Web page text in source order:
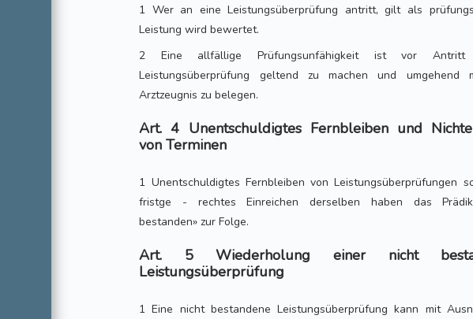
1 Wer an eine Leistungsüberprüfung antritt, gilt als
Leistung wird bewertet.
2 Eine allfällige Prüfungsunfähigkeit ist vor
Leistungsüberprüfung geltend zu machen und umgehend
Arztzeugnis zu belegen.
Art. 4 Unentschuldigtes Fernbleiben und
von Terminen
1 Unentschuldigtes Fernbleiben von Leistungsüberprüfungen
fristge - rechtes Einreichen derselben haben das
bestanden» zur Folge.
Art. 5 Wiederholung einer nicht
Leistungsüberprüfung
1 Eine nicht bestandene Leistungsüberprüfung kann mit